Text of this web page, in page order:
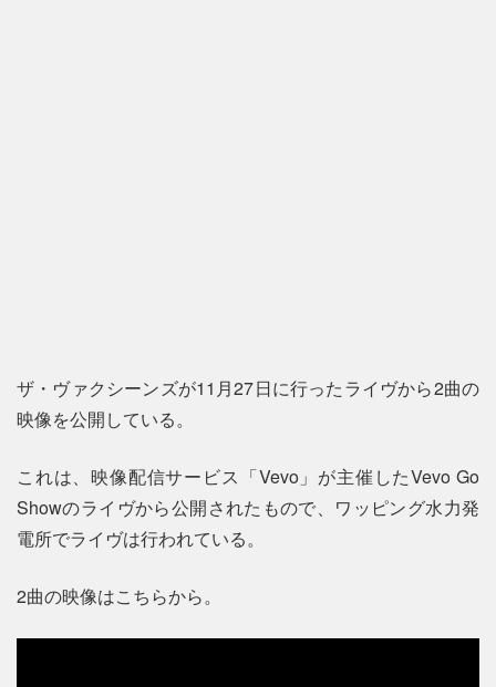
ザ・ヴァクシーンズが11月27日に行ったライヴから2曲の
映像を公開している。
これは、映像配信サービス「Vevo」が主催したVevo Go
Showのライヴから公開されたもので、ワッピング水力発
電所でライヴは行われている。
2曲の映像はこちらから。